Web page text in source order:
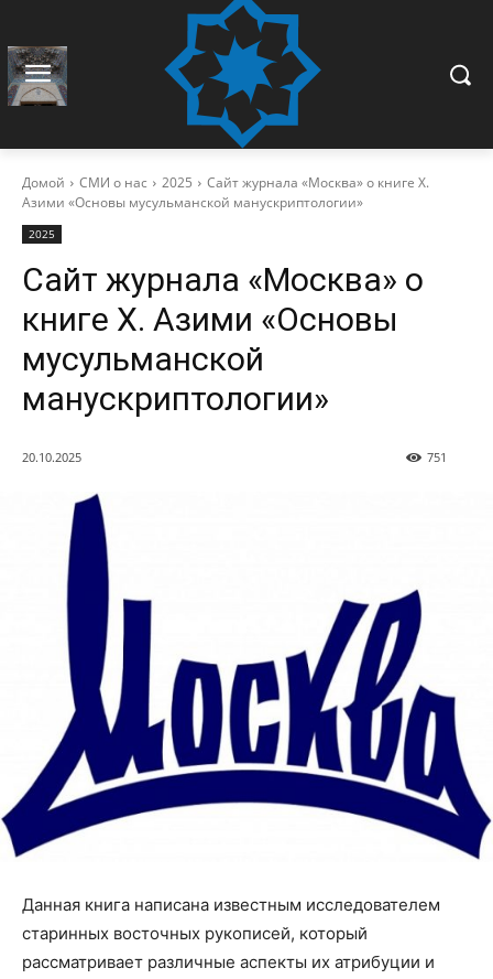
Домой СМИ о нас 2025
Сайт журнала «Москва» о книге Х.
Азими «Основы мусульманской манускриптологии»
2025
Сайт журнала «Москва» о
книге Х. Азими «Основы
мусульманской
манускриптологии»
20.10.2025 751
Данная книга написана известным исследователем
старинных восточных рукописей, который
рассматривает различные аспекты их атрибуции и